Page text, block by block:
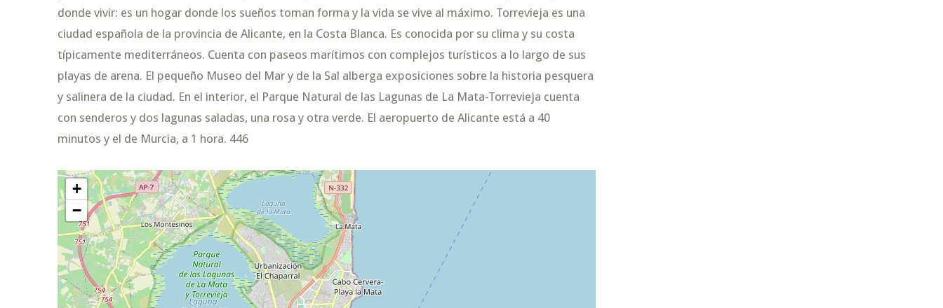
donde vivir: es un hogar donde los sueños toman forma y la vida se vive al máximo. Torrevieja es una
ciudad española de la provincia de Alicante, en la Costa Blanca. Es conocida por su clima y su costa
típicamente mediterráneos. Cuenta con paseos marítimos con complejos turísticos a lo largo de sus
playas de arena. El pequeño Museo del Mar y de la Sal alberga exposiciones sobre la historia pesquera
y salinera de la ciudad. En el interior, el Parque Natural de las Lagunas de La Mata-Torrevieja cuenta
con senderos y dos lagunas saladas, una rosa y otra verde. El aeropuerto de Alicante está a 40
minutos y el de Murcia, a 1 hora. 446
+
−